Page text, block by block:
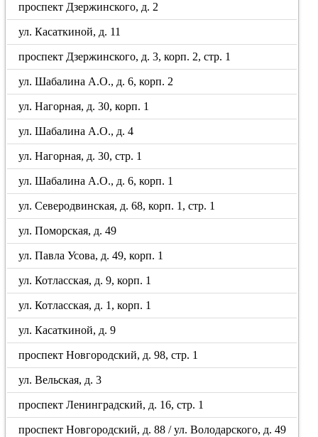
проспект Дзержинского, д. 2
ул. Касаткиной, д. 11
проспект Дзержинского, д. 3, корп. 2, стр. 1
ул. Шабалина А.О., д. 6, корп. 2
ул. Нагорная, д. 30, корп. 1
ул. Шабалина А.О., д. 4
ул. Нагорная, д. 30, стр. 1
ул. Шабалина А.О., д. 6, корп. 1
ул. Северодвинская, д. 68, корп. 1, стр. 1
ул. Поморская, д. 49
ул. Павла Усова, д. 49, корп. 1
ул. Котласская, д. 9, корп. 1
ул. Котласская, д. 1, корп. 1
ул. Касаткиной, д. 9
проспект Новгородский, д. 98, стр. 1
ул. Вельская, д. 3
проспект Ленинградский, д. 16, стр. 1
проспект Новгородский, д. 88 / ул. Володарского, д. 49